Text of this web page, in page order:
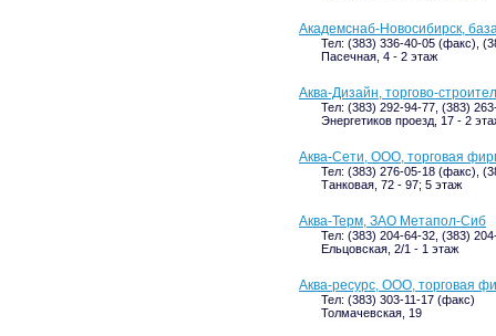
Академснаб-Новосибирск,
Тел: (383) 336-40-05 (факс),
Пасечная, 4 - 2 этаж
Аква-Дизайн, торгово-
Тел: (383) 292-94-77, (383)
Энергетиков проезд, 17 - 2
Аква-Сети, ООО, торговая
Тел: (383) 276-05-18 (факс),
Танковая, 72 - 97; 5 этаж
Аква-Терм, ЗАО Метапол-Сиб
Тел: (383) 204-64-32, (383)
Ельцовская, 2/1 - 1 этаж
Аква-ресурс, ООО, торговая
Тел: (383) 303-11-17 (факс)
Толмачевская, 19